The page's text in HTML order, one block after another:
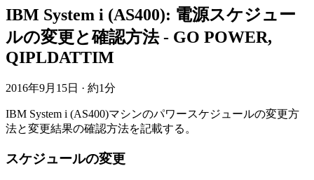
IBM System i (AS400): 電源スケジュー
ルの変更と確認方法 - GO POWER,
QIPLDATTIM
2016年9月15日 · 約1分
IBM System i (AS400)マシンのパワースケジュールの変更方
法と変更結果の確認方法を記載する。
スケジュールの変更